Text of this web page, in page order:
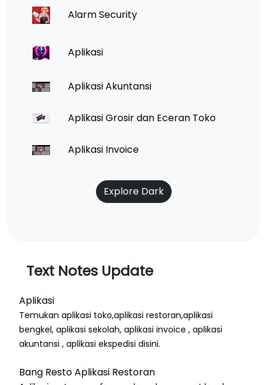
Alarm Security
Aplikasi
Aplikasi Akuntansi
Aplikasi Grosir dan Eceran Toko
Aplikasi Invoice
Explore Dark
Text Notes Update
Aplikasi
Temukan aplikasi toko,aplikasi restoran,aplikasi
bengkel, aplikasi sekolah, aplikasi invoice , aplikasi
akuntansi , aplikasi ekspedisi disini.
Bang Resto Aplikasi Restoran